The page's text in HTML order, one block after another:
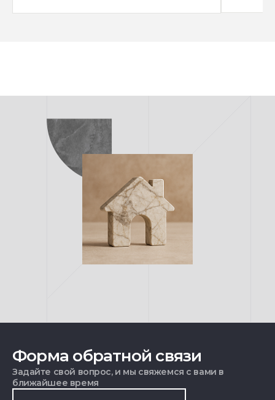
Форма обратной связи
Задайте свой вопрос, и мы свяжемся с вами в
ближайшее время